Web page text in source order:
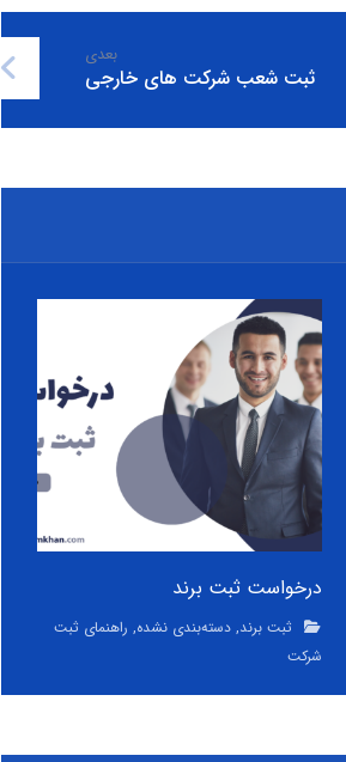
بعدی
ثبت شعب شرکت های خارجی
درخواست ثبت برند
ثبت برند,دسته‌بندی نشده, راهنمای ثبت
شرکت